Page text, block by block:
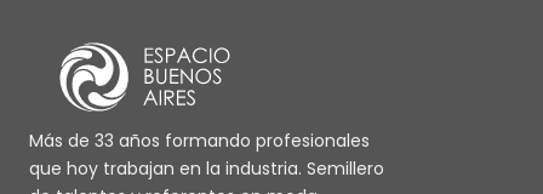
Más de 33 años formando profesionales
que hoy trabajan en la industria. Semillero